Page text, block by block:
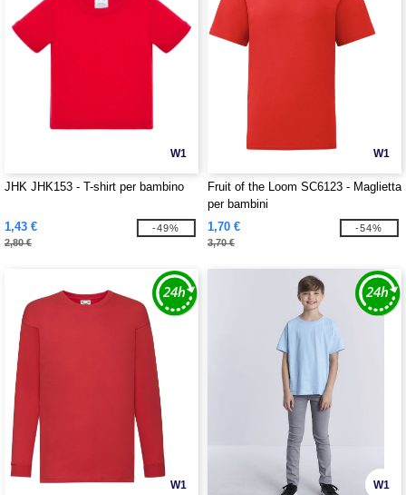
W1
JHK JHK153 - T-shirt per bambino
1,43 €
2,80 €
-49%
W1
Fruit of the Loom SC6123 - Maglietta
per bambini
1,70 €
3,70 €
-54%
W1 W1